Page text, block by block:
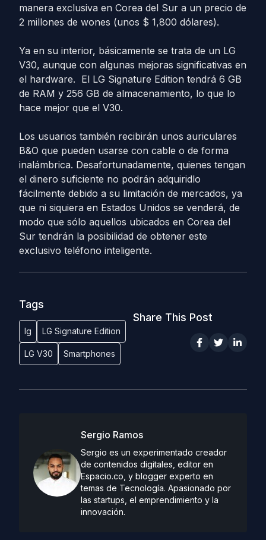
manera exclusiva en Corea del Sur a un precio de
2 millones de wones (unos $ 1,800 dólares).
Ya en su interior, básicamente se trata de un LG
V30, aunque con algunas mejoras significativas en
el hardware. El LG Signature Edition tendrá 6 GB
de RAM y 256 GB de almacenamiento, lo que lo
hace mejor que el V30.
Los usuarios también recibirán unos auriculares
B&O que pueden usarse con cable o de forma
inalámbrica. Desafortunadamente, quienes tengan
el dinero suficiente no podrán adquiridlo
fácilmente debido a su limitación de mercados, ya
que ni siquiera en Estados Unidos se venderá, de
modo que sólo aquellos ubicados en Corea del
Sur tendrán la posibilidad de obtener este
exclusivo teléfono inteligente.
Tags
lg LG Signature Edition
LG V30 Smartphones
Share This Post
Sergio Ramos
Sergio es un experimentado creador
de contenidos digitales, editor en
Espacio.co, y blogger experto en
temas de Tecnología. Apasionado por
las startups, el emprendimiento y la
innovación.